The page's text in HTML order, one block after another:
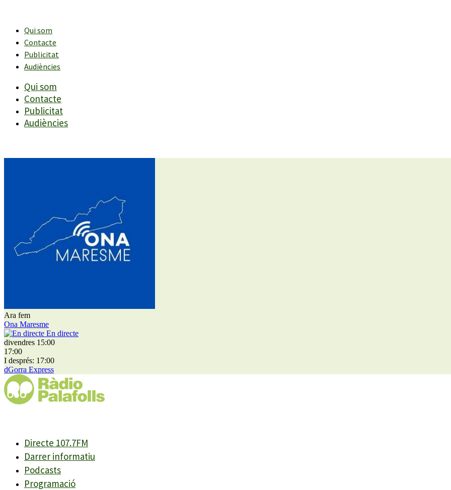
contingutQui som
Contacte
Publicitat
Audiències
Qui som
Contacte
Publicitat
Audiències
Ara fem
Ona Maresme
En directe
divendres 15:00
17:00
I després: 17:00
dGorra Express
Directe 107.7FM
Darrer informatiu
Podcasts
Programació